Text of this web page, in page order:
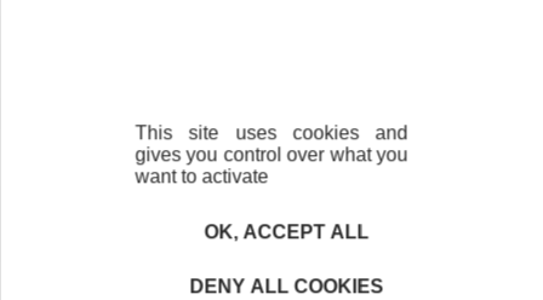
This site uses cookies and
gives you control over what you
want to activate
OK, ACCEPT ALL
DENY ALL COOKIES